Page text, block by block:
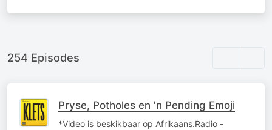
254 Episodes
Pryse, Potholes en 'n Pending Emoji
*Video is beskikbaar op Afrikaans.Radio -